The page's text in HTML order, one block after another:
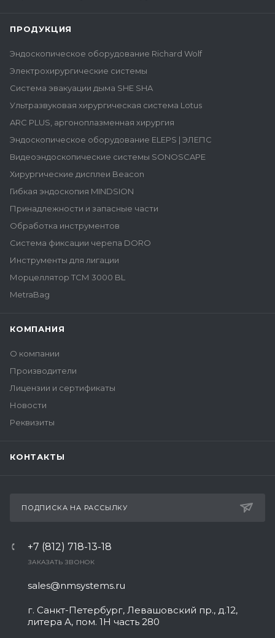
ПРОДУКЦИЯ
Эндоскопическое оборудование Richard Wolf
Электрохирургические системы
Система эвакуации дыма SHE SHA
Ультразвуковая хирургическая система Lotus
ARC PLUS, аргоноплазменная хирургия
Эндоскопическое оборудование ELEPS | ЭЛЕПС
Видеоэндоскопические системы SONOSCAPE
Хирургические дисплеи Beacon
Гибкая эндоскопия MINDSION
Принадлежности и запасные части
Обработка инструментов
Система фиксации черепа DORO
Инструменты для лигации
Морцеллятор ТСМ 3000 BL
MetraBag
КОМПАНИЯ
О компании
Производители
Лицензии и сертификаты
Новости
Реквизиты
КОНТАКТЫ
ПОДПИСКА НА РАССЫЛКУ
+7 (812) 718-13-18
ЗАКАЗАТЬ ЗВОНОК
sales@nmsystems.ru
г. Санкт-Петербург, Левашовский пр., д.12,
литера А, пом. 1Н часть 280